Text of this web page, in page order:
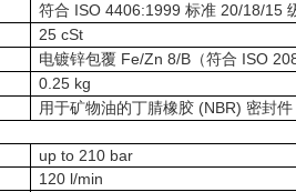
符合 ISO 4406:1999 标准 20/18/15
25 cSt
电镀锌包覆 Fe/Zn 8/B （符合 ISO
0.25 kg
用于矿物油的丁腈橡胶 (NBR) 密封件
up to 210 bar
120 l/min